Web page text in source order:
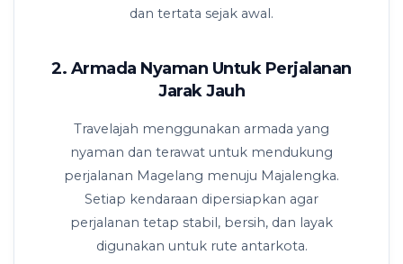
dan tertata sejak awal.
2. Armada Nyaman Untuk Perjalanan
Jarak Jauh
Travelajah menggunakan armada yang
nyaman dan terawat untuk mendukung
perjalanan Magelang menuju Majalengka.
Setiap kendaraan dipersiapkan agar
perjalanan tetap stabil, bersih, dan layak
digunakan untuk rute antarkota.